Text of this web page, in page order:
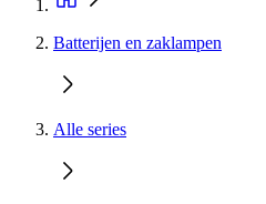
Batterijen en zaklampen
Alle series